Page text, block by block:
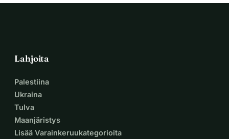
Lahjoita
Palestiina
Ukraina
Tulva
Maanjäristys
Lisää Varainkeruukategorioita